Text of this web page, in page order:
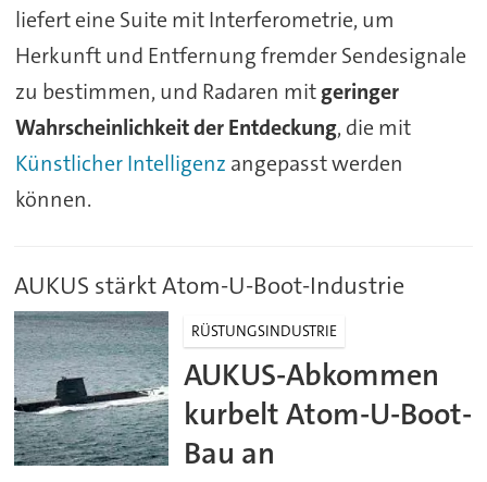
liefert eine Suite mit Interferometrie, um
Herkunft und Entfernung fremder Sendesignale
zu bestimmen, und Radaren mitgeringer
Wahrscheinlichkeit der Entdeckung, die mit
Künstlicher Intelligenz angepasst werden
können.
AUKUS stärkt Atom-U-Boot-Industrie
RÜSTUNGSINDUSTRIE
AUKUS-Abkommen
kurbelt Atom-U-Boot-
Bau an